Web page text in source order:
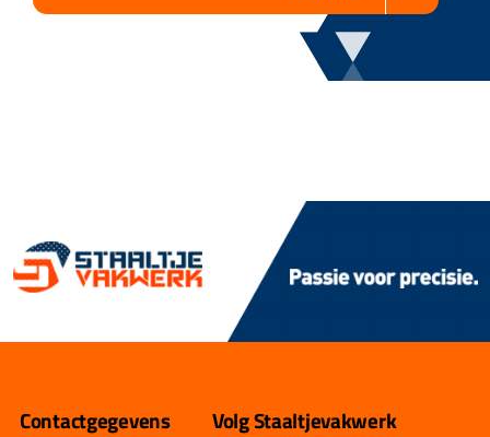
Contactgegevens Volg Staaltjevakwerk